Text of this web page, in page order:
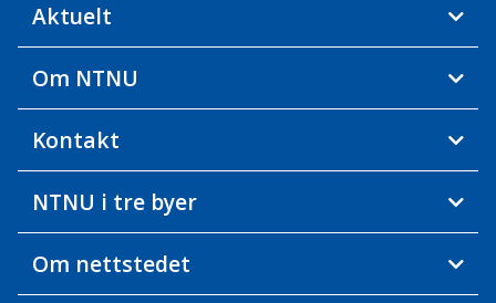
Aktuelt
Om NTNU
Kontakt
NTNU i tre byer
Om nettstedet